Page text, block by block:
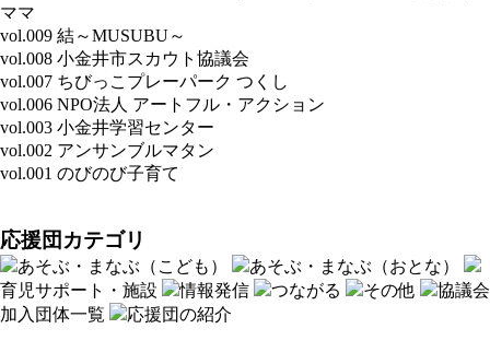
ママ
vol.009 結～MUSUBU～
vol.008 小金井市スカウト協議会
vol.007 ちびっこプレーパーク つくし
vol.006 NPO法人 アートフル・アクション
vol.003 小金井学習センター
vol.002 アンサンブルマタン
vol.001 のびのび子育て
応援団カテゴリ
あそぶ・まなぶ（こども）
あそぶ・まなぶ（おとな）
育児サポート・施設
情報発信 つながる その他
協議会
加入団体一覧
応援団の紹介